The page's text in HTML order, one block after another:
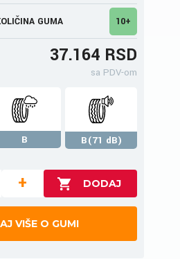
GUMA 10+
37.164 RSD
sa PDV-om
B
B(71 dB)
+
VIŠE O GUMI